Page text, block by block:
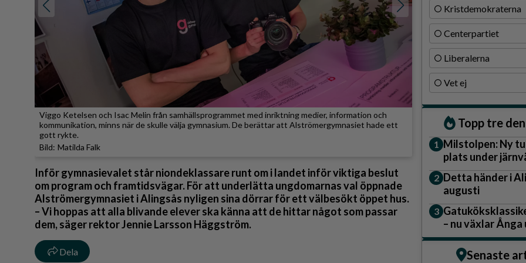
Sport
Viggo Ketelsen och Isac Melin från samhällsprogrammet med inriktning medier, information och
kommunikation, minns när de skulle välja gymnasium. De berättar att Alströmergymnasiet hade ett
gott rykte.
Matilda Falk
Enligt siffror från
i årets gymnasieval.
Matilda Falk
Inför gymnasievalet står niondeklassare runt om i landet inför viktiga beslut
om program och framtidsvägar. För att underlätta ungdomarnas val öppnade
Alströmergymnasiet i Alingsås nyligen sina dörrar för ett välbesökt öppet hus.
– Vi hoppas att alla blivande elever ska känna att de hittar något som passar
dem, säger rektor Jennie Larsson Häggström.
Dela
Kristdemokraterna
Centerpartiet
Liberalerna
Vet ej
Topp tre
Milstolpen: Ny
plats under
Detta händer i
augusti
– nu växlar Ånga
Senaste